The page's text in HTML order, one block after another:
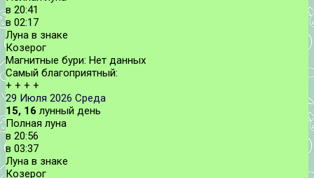
в 20:41
в 02:17
Луна в знаке
Козерог
Магнитные бури: Нет данных
Самый благоприятный:
+ + + +
29 Июля 2026 Среда
15, 16 лунный день
Полная луна
в 20:56
в 03:37
Луна в знаке
Козерог